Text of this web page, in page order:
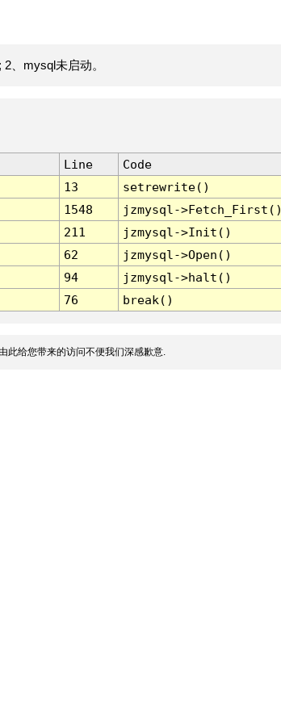
、mysql未启动。
Line
Code
13
setrewrite()
1548
jzmysql-
211
jzmysql->Init()
62
jzmysql->Open()
94
jzmysql->halt()
76 break()
此给您带来的访问不便我们深感歉意.